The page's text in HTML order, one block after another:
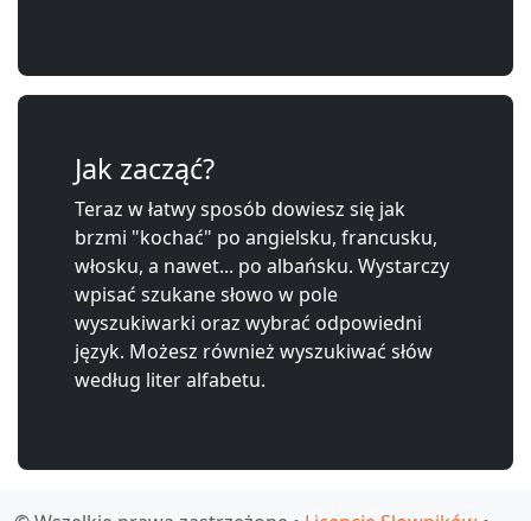
Jak zacząć?
Teraz w łatwy sposób dowiesz się jak
brzmi "kochać" po angielsku, francusku,
włosku, a nawet... po albańsku. Wystarczy
wpisać szukane słowo w pole
wyszukiwarki oraz wybrać odpowiedni
język. Możesz również wyszukiwać słów
według liter alfabetu.